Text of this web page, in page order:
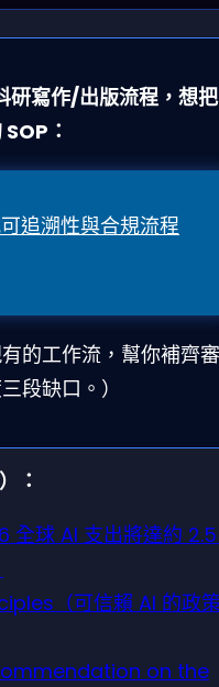
研寫作/出版流程，想把
：
追溯性與合規流程
有的工作流，幫你補齊審
段缺口。）
：
球 AI 支出將達約
（可信賴 AI 的政
on the